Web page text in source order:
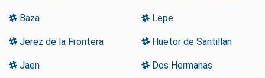
Baza Lepe
Jerez de la Frontera Huetor de Santillan
Jaen Dos Hermanas